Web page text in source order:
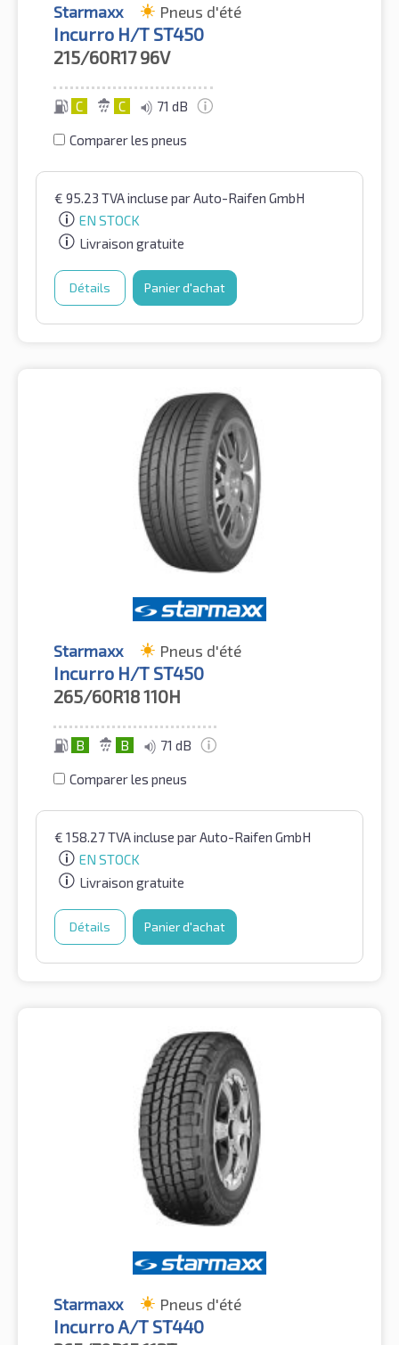
Starmaxx Pneus d'été
Incurro H/T ST450
215/60R17 96V
C C 71 dB
Comparer les pneus
€ 95.23 TVA incluse par Auto-Raifen GmbH
EN STOCK
Livraison gratuite
Détails Panier d'achat
Starmaxx Pneus d'été
Incurro H/T ST450
265/60R18110H
B B 71 dB
Comparer les pneus
€ 158.27TVA incluse par Auto-Raifen GmbH
EN STOCK
Livraison gratuite
Détails Panier d'achat
Starmaxx Pneus d'été
Incurro A/T ST440